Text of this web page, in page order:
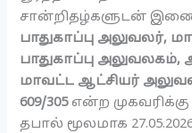
சான்றிதழ்களுடன்
பாதுகாப்பு அலுவலர்,
பாதுகாப்பு
மாவட்ட ஆட்சியர்
609/305என்ற
தபால் மூலமாக